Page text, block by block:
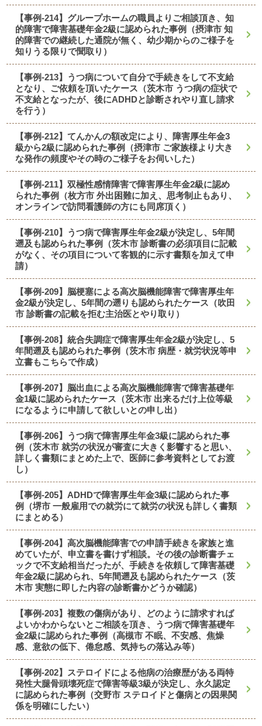
【事例-214】グループホームの職員よりご相談頂き、知
的障害で障害基礎年金2級に認められた事例（摂津市 知
的障害での継続した通院が無く、幼少期からのご様子を
知りうる限りで聞取り）
【事例-213】うつ病について自分で手続きをして不支給
となり、ご依頼を頂いたケース（茨木市 うつ病の症状で
不支給となったが、後にADHDと診断されやり直し請求
を行う）
【事例-212】てんかんの額改定により、障害厚生年金3
級から2級に認められた事例（摂津市 ご家族様より大き
な発作の頻度やその時のご様子をお伺いした）
【事例-211】双極性感情障害で障害厚生年金2級に認め
られた事例（枚方市 外出困難に加え、思考制止もあり、
オンラインで訪問看護師の方にも同席頂く）
【事例-210】うつ病で障害厚生年金2級が決定し、5年間
遡及も認められた事例（茨木市 診断書の必須項目に記載
がなく、その項目について客観的に示す書類を加えて申
請）
【事例-209】脳梗塞による高次脳機能障害で障害厚生年
金2級が決定し、5年間の遡りも認められたケース（吹田
市 診断書の記載を拒む主治医とやり取り）
【事例-208】統合失調症で障害厚生年金2級が決定し、5
年間遡及も認められた事例（茨木市 病歴・就労状況等申
立書もこちらで作成）
【事例-207】脳出血による高次脳機能障害で障害基礎年
金1級に認められたケース（茨木市 出来るだけ上位等級
になるように申請して欲しいとの申し出）
【事例-206】うつ病で障害厚生年金3級に認められた事
例（茨木市 就労の状況が審査に大きく影響すると思い、
詳しく書類にまとめた上で、医師に参考資料としてお渡
し）
【事例-205】ADHDで障害厚生年金3級に認められた事
例（堺市 一般雇用での就労にて就労の状況も詳しく書類
にまとめる）
【事例-204】高次脳機能障害での申請手続きを家族と進
めていたが、申立書を書けず相談。その後の診断書チェ
ックで不支給相当だったが、手続きを依頼して障害基礎
年金2級に認められ、5年間遡及も認められたケース（茨
木市 実態に即した内容の診断書かどうか確認）
【事例-203】複数の傷病があり、どのように請求すれば
よいかわからないとご相談を頂き、うつ病で障害基礎年
金2級に認められた事例（高槻市 不眠、不安感、焦燥
感、意欲の低下、倦怠感、気持ちの落込み等）
【事例-202】ステロイドによる他病の治療歴がある両特
発性大腿骨頭壊死症で障害等級3級が決定し、永久認定
に認められた事例（交野市 ステロイドと傷病との因果関
係を明確にしたい）